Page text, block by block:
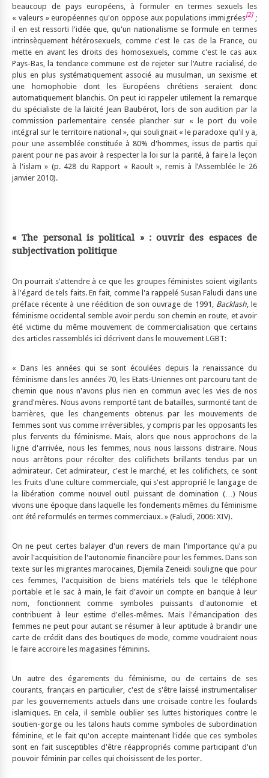
beaucoup de pays européens, à formuler en termes sexuels les
« valeurs » européennes qu'on oppose aux populations immigrées[2];
il en est ressorti l'idée que, qu'un nationalisme se formule en termes
intrinsèquement hétérosexuels, comme c'est le cas de la France, ou
mette en avant les droits des homosexuels, comme c'est le cas aux
Pays-Bas, la tendance commune est de rejeter sur l'Autre racialisé, de
plus en plus systématiquement associé au musulman, un sexisme et
une homophobie dont les Européens chrétiens seraient donc
automatiquement blanchis. On peut ici rappeler utilement la remarque
du spécialiste de la laïcité Jean Baubérot, lors de son audition par la
commission parlementaire censée plancher sur « le port du voile
intégral sur le territoire national », qui soulignait « le paradoxe qu'il y a,
pour une assemblée constituée à 80% d'hommes, issus de partis qui
paient pour ne pas avoir à respecter la loi sur la parité, à faire la leçon
à l'islam » (p. 428 du Rapport « Raoult », remis à l’Assemblée le 26
janvier 2010).
« The personal is political » : ouvrir des espaces de
subjectivation politique
On pourrait s'attendre à ce que les groupes féministes soient vigilants
à l'égard de tels faits. En fait, comme l'a rappelé Susan Faludi dans une
préface récente à une réédition de son ouvrage de 1991, Backlash, le
féminisme occidental semble avoir perdu son chemin en route, et avoir
été victime du même mouvement de commercialisation que certains
des articles rassemblés ici décrivent dans le mouvement LGBT:
« Dans les années qui se sont écoulées depuis la renaissance du
féminisme dans les années 70, les Etats-Uniennes ont parcouru tant de
chemin que nous n'avons plus rien en commun avec les vies de nos
grand'mères. Nous avons remporté tant de batailles, surmonté tant de
barrières, que les changements obtenus par les mouvements de
femmes sont vus comme irréversibles, y compris par les opposants les
plus fervents du féminisme. Mais, alors que nous approchons de la
ligne d'arrivée, nous les femmes, nous nous laissons distraire. Nous
nous arrêtons pour récolter des colifichets brillants tendus par un
admirateur. Cet admirateur, c'est le marché, et les colifichets, ce sont
les fruits d'une culture commerciale, qui s'est approprié le langage de
la libération comme nouvel outil puissant de domination (…) Nous
vivons une époque dans laquelle les fondements mêmes du féminisme
ont été reformulés en termes commerciaux. » (Faludi, 2006: XIV).
On ne peut certes balayer d'un revers de main l'importance qu'a pu
avoir l'acquisition de l'autonomie financière pour les femmes. Dans son
texte sur les migrantes marocaines, Djemila Zeneidi souligne que pour
ces femmes, l'acquisition de biens matériels tels que le téléphone
portable et le sac à main, le fait d'avoir un compte en banque à leur
nom, fonctionnent comme symboles puissants d'autonomie et
contribuent à leur estime d'elles-mêmes. Mais l'émancipation des
femmes ne peut pour autant se résumer à leur aptitude à brandir une
carte de crédit dans des boutiques de mode, comme voudraient nous
le faire accroire les magasines féminins.
Un autre des égarements du féminisme, ou de certains de ses
courants, français en particulier, c'est de s'être laissé instrumentaliser
par les gouvernements actuels dans une croisade contre les foulards
islamiques. En cela, il semble oublier ses luttes historiques contre le
soutien-gorge ou les talons hauts comme symboles de subordination
féminine, et le fait qu'on accepte maintenant l'idée que ces symboles
sont en fait susceptibles d'être réappropriés comme participant d'un
pouvoir féminin par celles qui choisissent de les porter.